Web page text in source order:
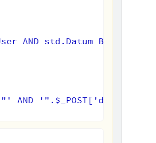
std.Datum BETWEEN
AND